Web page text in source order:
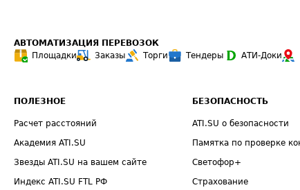
АВТОМАТИЗАЦИЯ ПЕРЕВОЗОК
Площадки
Заказы Торги Тендеры АТИ-Доки
ПОЛЕЗНОЕ
Расчет расстояний
Академия ATI.SU
Звезды ATI.SU на вашем сайте
Индекс ATI.SU FTL РФ
БЕЗОПАСНОСТЬ
ATI.SU о безопасности
Памятка по проверке
Светофор+
Страхование